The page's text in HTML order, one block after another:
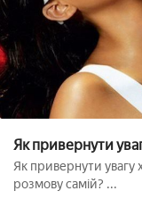
Як привернути
Як привернути увагу
розмову самій? ...